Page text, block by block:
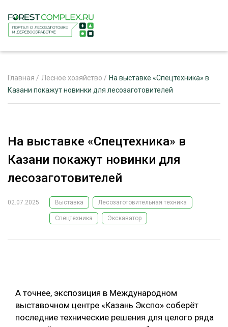
РЕКЛАМОДАТЕЛЯМ
ЛЕСНОЕ ХОЗЯЙСТВО
ЛЕСОЗАГОТОВКА
ОБРАБОТКА ДРЕВЕСИНЫ
ЛЕСОВОССТАНОВЛЕНИЕ И ЗАЩИТА
ЛОГИСТИКА
ТЕМАТИЧЕСКИЕ ПРОЕКТЫ
ПОДБОРКИ СТАТЕЙ
ЭКСПЕРТНОЕ МНЕНИЕ
Главная / Лесное хозяйство / На выставке «Спецтехника» в
Казани покажут новинки для лесозаготовителей
На выставке «Спецтехника» в
Казани покажут новинки для
лесозаготовителей
02.07.2025 Выставка Лесозаготовительная техника
Спецтехника Экскаватор
А точнее, экспозиция в Международном
выставочном центре «Казань Экспо» соберёт
последние технические решения для целого ряда